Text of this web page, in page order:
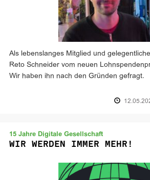
Als lebenslanges Mitglied und
Reto Schneider vom neuen
Wir haben ihn nach den Gründen gefragt.
15 Jahre Digitale Gesellschaft
WIR WERDEN IMMER MEHR!